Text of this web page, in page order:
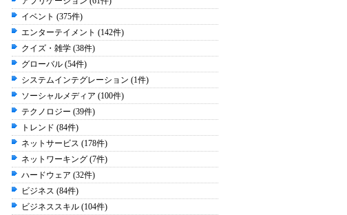
イベント (375件)
エンターテイメント (142件)
クイズ・雑学 (38件)
グローバル (54件)
システムインテグレーション (1件)
ソーシャルメディア (100件)
テクノロジー (39件)
トレンド (84件)
ネットサービス (178件)
ネットワーキング (7件)
ハードウェア (32件)
ビジネス (84件)
ビジネススキル (104件)